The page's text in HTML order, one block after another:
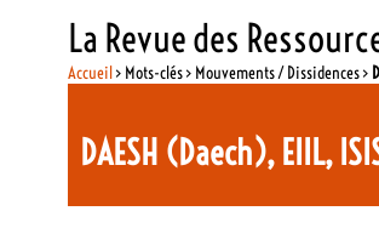
La Revue des
Accueil> Mots-clés > Mouvements / Dissidences >
DAESH (Daech), EIIL,